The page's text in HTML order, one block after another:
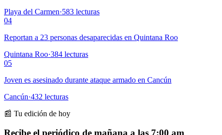
Playa del Carmen·583 lecturas
04
Reportan a 23 personas desaparecidas en Quintana Roo
Quintana Roo·384 lecturas
05
Joven es asesinado durante ataque armado en Cancún
Cancún·432 lecturas
📰 Tu edición de hoy
Recibe el periódico de mañana a las 7:00 am